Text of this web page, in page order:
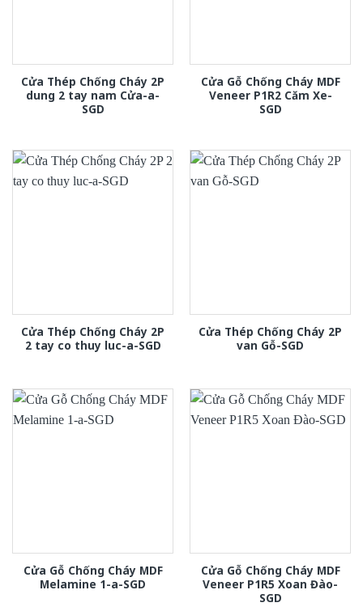
Cửa Thép Chống Cháy 2P
dung 2 tay nam Cửa-a-
SGD
Cửa Gỗ Chống Cháy MDF
Veneer P1R2 Căm Xe-
SGD
Cửa Thép Chống Cháy 2P
2 tay co thuy luc-a-SGD
Cửa Thép Chống Cháy 2P
van Gỗ-SGD
Cửa Gỗ Chống Cháy MDF
Melamine 1-a-SGD
Cửa Gỗ Chống Cháy MDF
Veneer P1R5 Xoan Đào-
SGD